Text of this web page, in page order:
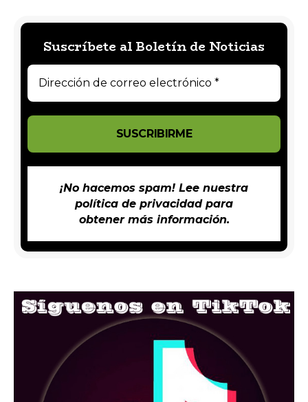
Suscríbete al Boletín de Noticias
¡No hacemos spam! Lee nuestra
política de privacidadpara
obtener más información.